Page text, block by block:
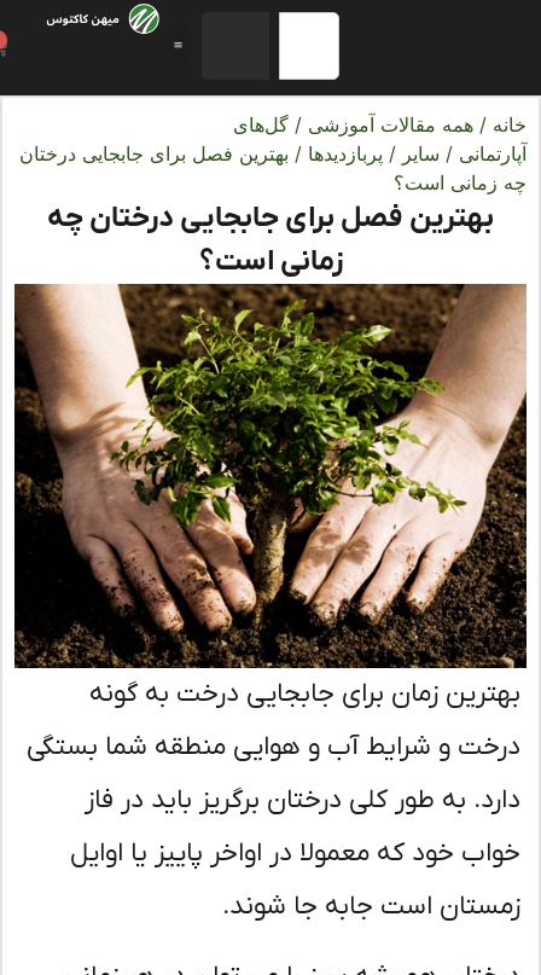
/همه مقالات آموزشی/گل‌های
/سایر /پربازدیدها / بهترین فصل برای جابجایی درختان
است؟
بهترین فصل برای جابجایی درختان چه
زمانی است؟
زمان برای جابجایی درخت به گونه
و شرایط آب و هوایی منطقه شما بستگی
به طور کلی درختان برگریز باید در فاز
خود که معمولا در اواخر پاییز یا اوایل
است جابه جا شوند.